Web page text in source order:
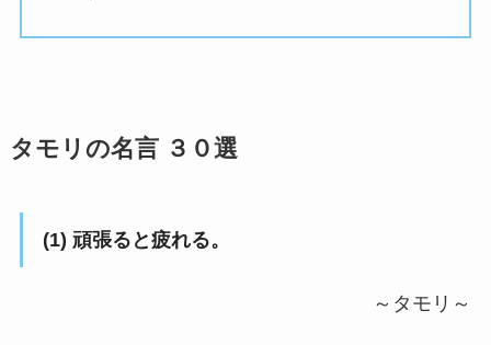
タモリの名言 ３０選
(1) 頑張ると疲れる。
～タモリ～